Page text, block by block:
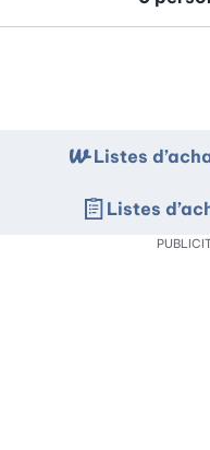
Listes
Listes